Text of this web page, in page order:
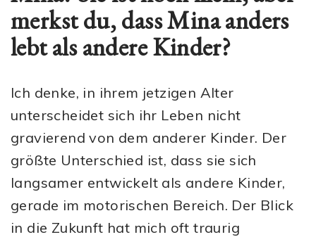
merkst du, dass Mina anders
lebt als andere Kinder?
Ich denke, in ihrem jetzigen Alter
unterscheidet sich ihr Leben nicht
gravierend von dem anderer Kinder. Der
größte Unterschied ist, dass sie sich
langsamer entwickelt als andere Kinder,
gerade im motorischen Bereich. Der Blick
in die Zukunft hat mich oft traurig